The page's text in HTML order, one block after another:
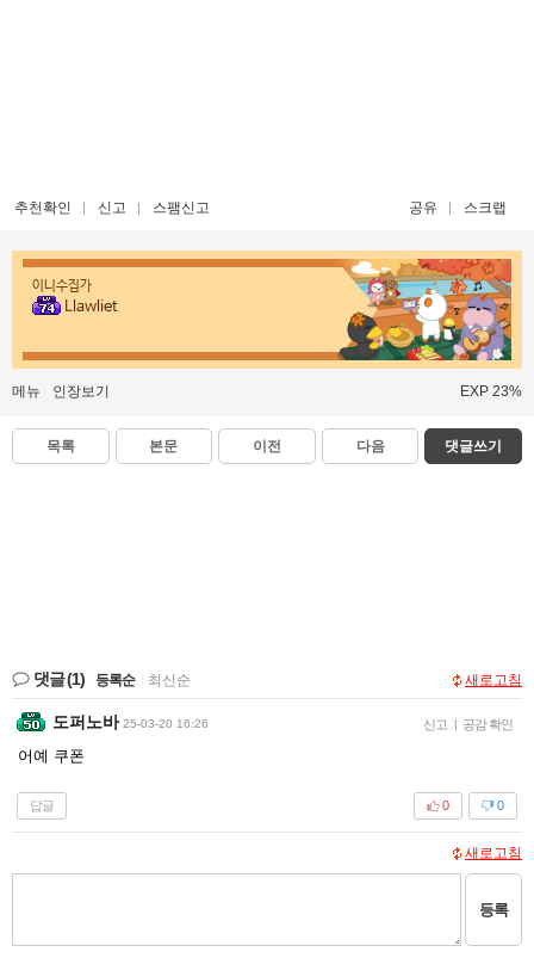
추천확인 신고 스팸신고 공유 스크랩
이니수집가
Llawliet
메뉴 인장보기 EXP 23%
목록 본문 이전 다음 댓글쓰기
댓글(1) 등록순 최신순 새로고침
도퍼노바 25-03-20 16:26 신고 | 공감 확인
어예 쿠폰
답글 0
0
새로고침
등록